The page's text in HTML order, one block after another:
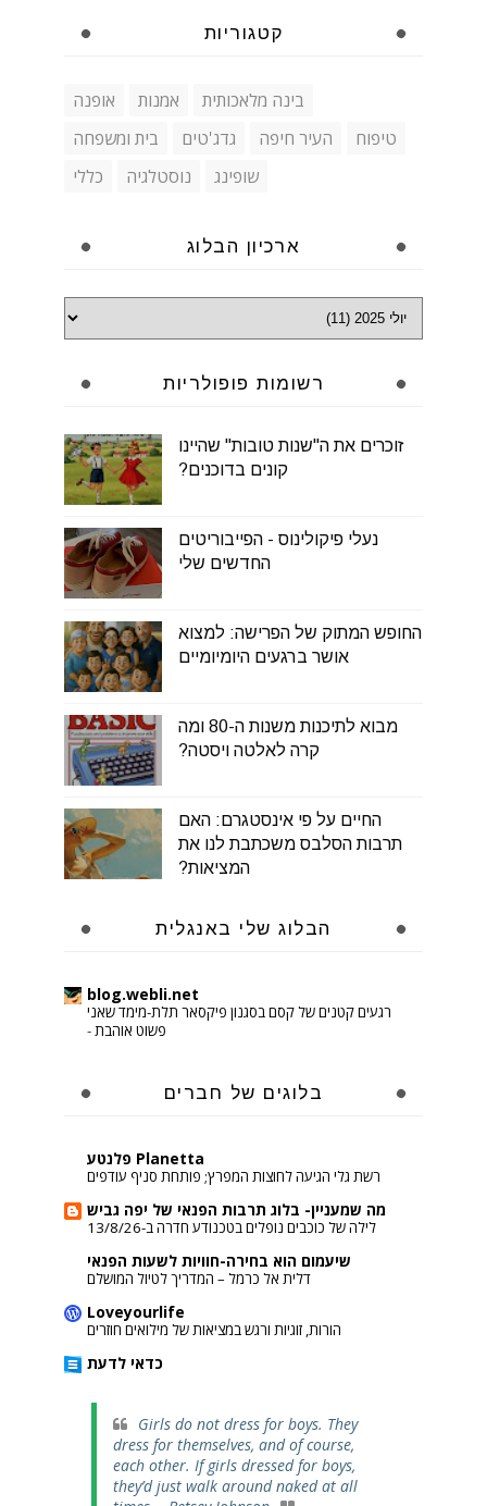
קטגוריות
אופנה אמנות
בינה מלאכותית
בית ומשפחה
גדג'טים העיר חיפה
טיפוח
כללי
נוסטלגיה שופינג
ארכיון הבלוג
רשומות פופולריות
זוכרים את ה"שנות טובות" שהיינו
קונים בדוכנים?
נעלי פיקולינוס - הפייבוריטים
החדשים שלי
החופש המתוק של הפרישה: למצוא
אושר ברגעים היומיומיים
מבוא לתיכנות משנות ה-80 ומה
קרה לאלטה ויסטה?
החיים על פי אינסטגרם: האם
תרבות הסלבס משכתבת לנו את
המציאות?
הבלוג שלי באנגלית
blog.webli.net
רגעים קטנים של קסם בסגנון פיקסאר תלת-מימד שאני
פשוט אוהבת -
בלוגים של חברים
Planetta פלנטע
רשת גלי הגיעה לחוצות המפרץ; פותחת סניף עודפים
מה שמעניין- בלוג תרבות הפנאי של יפה גביש
לילה של כוכבים נופלים בטכנודע חדרה ב-13/8/26
שיעמום הוא בחירה-חוויות לשעות הפנאי
דלית אל כרמל – המדריך לטיול המושלם
Loveyourlife
הורות, זוגיות ורגש במציאות של מילואים חוזרים
כדאי לדעת
Girls do not dress for boys. They
dress for themselves, and of course,
each other. If girls dressed for boys,
they’d just walk around naked at all